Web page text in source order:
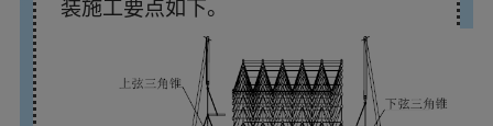
装施工要点如下。